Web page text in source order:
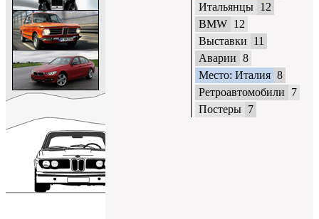
Итальянцы 12
BMW 12
Выставки
11
Аварии 8
Место: Италия 8
Ретроавтомобили
7
Постеры 7